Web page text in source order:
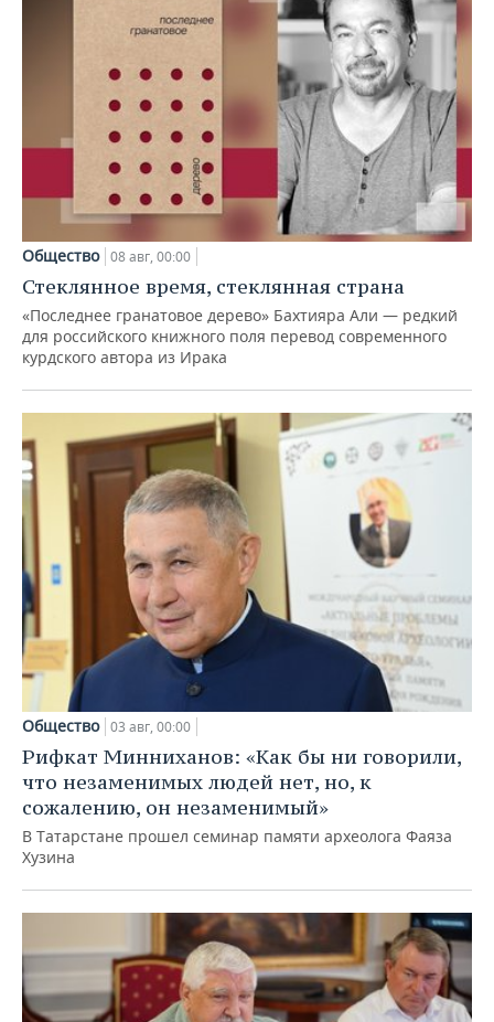
Общество 08 авг, 00:00
Стеклянное время, стеклянная страна
«Последнее гранатовое дерево» Бахтияра Али — редкий
для российского книжного поля перевод современного
курдского автора из Ирака
Общество 03 авг, 00:00
Рифкат Минниханов: «Как бы ни говорили,
что незаменимых людей нет, но, к
сожалению, он незаменимый»
В Татарстане прошел семинар памяти археолога Фаяза
Хузина